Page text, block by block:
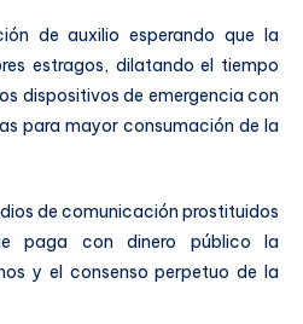
de auxilio esperando que la
estragos, dilatando el tiempo
dispositivos de emergencia con
para mayor consumación de la
de comunicación prostituidos
paga con dinero público la
y el consenso perpetuo de la